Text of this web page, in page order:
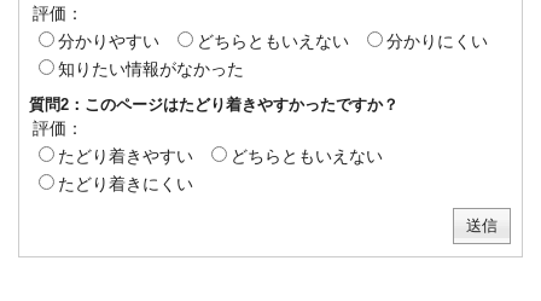
評価：
分かりやすい
どちらともいえない
分かりにくい
知りたい情報がなかった
質問2：このページはたどり着きやすかったですか？
評価：
たどり着きやすい
どちらともいえない
たどり着きにくい